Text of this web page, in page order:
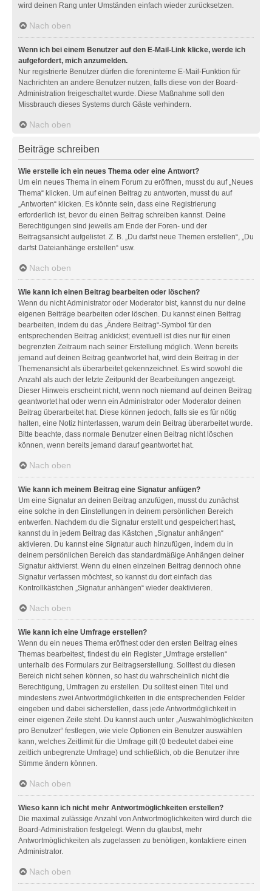
wird deinen Rang unter Umständen einfach wieder zurücksetzen.
Nach oben
Wenn ich bei einem Benutzer auf den E-Mail-Link klicke, werde ich
aufgefordert, mich anzumelden.
Nur registrierte Benutzer dürfen die foreninterne E-Mail-Funktion für
Nachrichten an andere Benutzer nutzen, falls diese von der Board-
Administration freigeschaltet wurde. Diese Maßnahme soll den
Missbrauch dieses Systems durch Gäste verhindern.
Nach oben
Beiträge schreiben
Wie erstelle ich ein neues Thema oder eine Antwort?
Um ein neues Thema in einem Forum zu eröffnen, musst du auf „Neues
Thema“ klicken. Um auf einen Beitrag zu antworten, musst du auf
„Antworten“ klicken. Es könnte sein, dass eine Registrierung
erforderlich ist, bevor du einen Beitrag schreiben kannst. Deine
Berechtigungen sind jeweils am Ende der Foren- und der
Beitragsansicht aufgelistet. Z. B. „Du darfst neue Themen erstellen“, „Du
darfst Dateianhänge erstellen“ usw.
Nach oben
Wie kann ich einen Beitrag bearbeiten oder löschen?
Wenn du nicht Administrator oder Moderator bist, kannst du nur deine
eigenen Beiträge bearbeiten oder löschen. Du kannst einen Beitrag
bearbeiten, indem du das „Ändere Beitrag“-Symbol für den
entsprechenden Beitrag anklickst; eventuell ist dies nur für einen
begrenzten Zeitraum nach seiner Erstellung möglich. Wenn bereits
jemand auf deinen Beitrag geantwortet hat, wird dein Beitrag in der
Themenansicht als überarbeitet gekennzeichnet. Es wird sowohl die
Anzahl als auch der letzte Zeitpunkt der Bearbeitungen angezeigt.
Dieser Hinweis erscheint nicht, wenn noch niemand auf deinen Beitrag
geantwortet hat oder wenn ein Administrator oder Moderator deinen
Beitrag überarbeitet hat. Diese können jedoch, falls sie es für nötig
halten, eine Notiz hinterlassen, warum dein Beitrag überarbeitet wurde.
Bitte beachte, dass normale Benutzer einen Beitrag nicht löschen
können, wenn bereits jemand darauf geantwortet hat.
Nach oben
Wie kann ich meinem Beitrag eine Signatur anfügen?
Um eine Signatur an deinen Beitrag anzufügen, musst du zunächst
eine solche in den Einstellungen in deinem persönlichen Bereich
entwerfen. Nachdem du die Signatur erstellt und gespeichert hast,
kannst du in jedem Beitrag das Kästchen „Signatur anhängen“
aktivieren. Du kannst eine Signatur auch hinzufügen, indem du in
deinem persönlichen Bereich das standardmäßige Anhängen deiner
Signatur aktivierst. Wenn du einen einzelnen Beitrag dennoch ohne
Signatur verfassen möchtest, so kannst du dort einfach das
Kontrollkästchen „Signatur anhängen“ wieder deaktivieren.
Nach oben
Wie kann ich eine Umfrage erstellen?
Wenn du ein neues Thema eröffnest oder den ersten Beitrag eines
Themas bearbeitest, findest du ein Register „Umfrage erstellen“
unterhalb des Formulars zur Beitragserstellung. Solltest du diesen
Bereich nicht sehen können, so hast du wahrscheinlich nicht die
Berechtigung, Umfragen zu erstellen. Du solltest einen Titel und
mindestens zwei Antwortmöglichkeiten in die entsprechenden Felder
eingeben und dabei sicherstellen, dass jede Antwortmöglichkeit in
einer eigenen Zeile steht. Du kannst auch unter „Auswahlmöglichkeiten
pro Benutzer“ festlegen, wie viele Optionen ein Benutzer auswählen
kann, welches Zeitlimit für die Umfrage gilt (0 bedeutet dabei eine
zeitlich unbegrenzte Umfrage) und schließlich, ob die Benutzer ihre
Stimme ändern können.
Nach oben
Wieso kann ich nicht mehr Antwortmöglichkeiten erstellen?
Die maximal zulässige Anzahl von Antwortmöglichkeiten wird durch die
Board-Administration festgelegt. Wenn du glaubst, mehr
Antwortmöglichkeiten als zugelassen zu benötigen, kontaktiere einen
Administrator.
Nach oben